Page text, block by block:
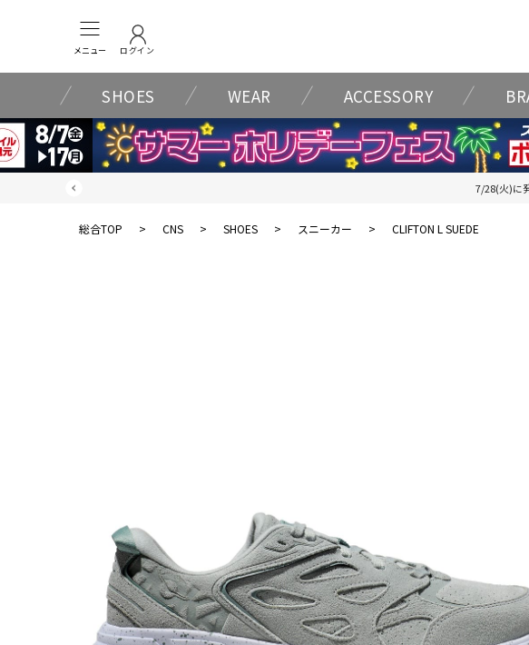
メニュー ログイン
SHOES WEAR ACCESSORY
7/28(火)に
総合TOP > CNS > SHOES > スニーカー > CLIFTON L SUEDE